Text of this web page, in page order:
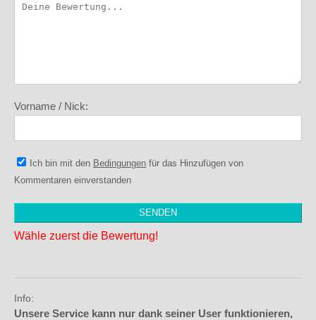
Vorname / Nick:
Ich bin mit den Bedingungen für das Hinzufügen von
Kommentaren einverstanden
Wähle zuerst die Bewertung!
Info:
Unsere Service kann nur dank seiner User funktionieren,